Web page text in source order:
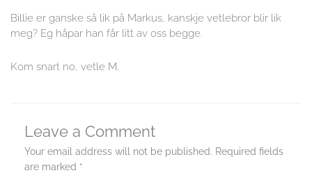
Billie er ganske så lik på Markus, kanskje vetlebror blir lik
meg? Eg håpar han får litt av oss begge.
Kom snart no, vetle M.
Leave a Comment
Your email address will not be published. Required fields
are marked *